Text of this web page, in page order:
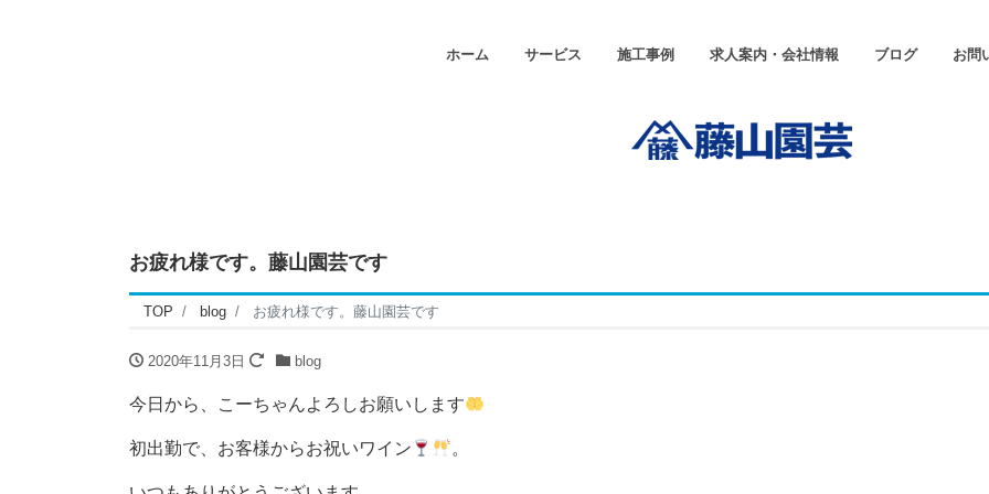
ホーム サービス 施工事例 求人案内・会社情報 ブログ お問
お疲れ様です。藤山園芸です
TOP blog お疲れ様です。藤山園芸です
2020年11月3日 blog
今日から、こーちゃんよろしお願いします
初出勤で、お客様からお祝いワイン 。